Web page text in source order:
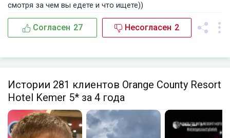
смотря за чем вы едете и что ищете))
Согласен 27 Несогласен 2
Истории 281 клиентов Orange County Resort
Hotel Kemer 5* за 4 года